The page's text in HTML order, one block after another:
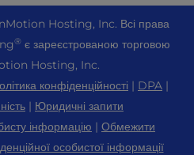
хостингу
Hosting, Inc. Всі права
®є зареєстрованою торговою
Hosting, Inc.
конфіденційності | DPA |
| Юридичні запити
інформацію | Обмежити
особистої інформації